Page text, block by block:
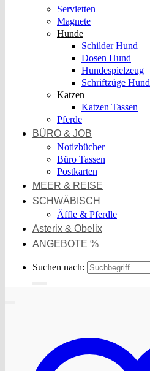
Servietten
Magnete
Hunde
Schilder Hund
Dosen Hund
Hundespielzeug
Schriftzüge Hund
Katzen
Katzen Tassen
Pferde
BÜRO & JOB
Notizbücher
Büro Tassen
Postkarten
MEER & REISE
SCHWÄBISCH
Äffle & Pferdle
Asterix & Obelix
ANGEBOTE %
Suchen nach: